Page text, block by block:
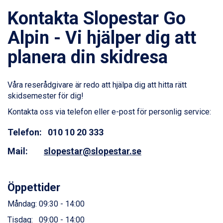
Saalbach från 9.445 kr.
Sölden från 12.995 kr.
Passo Tonale från 5.895 kr.
Bad Hofgastein från 8.595 kr.
Champoluc från 5.945 kr.
Sestriere från 6.945 kr.
Fieberbrunn från 9.645 kr.
Ischgl från 11.295 kr.
Val Thorens från 8.395 kr.
Zell am See från 6.295 kr.
Livigno från 5.595 kr.
Alleghe från 8.545 kr.
Arabba från 11.045 kr.
La Thuile från 7.045 kr.
Kontakta Slopestar Go
Alpin - Vi hjälper dig att
planera din skidresa
Våra reserådgivare är redo att hjälpa dig att hitta rätt
skidsemester för dig!
Kontakta oss via telefon eller e-post för personlig service:
Telefon: 010 10 20 333
Mail: slopestar@slopestar.se
Öppettider
Måndag: 09:30 - 14:00
Tisdag: 09:00 - 14:00